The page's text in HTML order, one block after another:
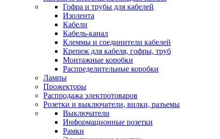
Гофра и трубы для кабелей
Изолента
Кабели
Кабель-канал
Клеммы и соединители кабелей
Крепеж для кабеля, гофры, труб
Монтажные коробки
Распределительные коробки
Лампы
Прожекторы
Распродажа электротоваров
Розетки и выключатели, вилки, разъемы
Выключатели
Информационные розетки
Рамки